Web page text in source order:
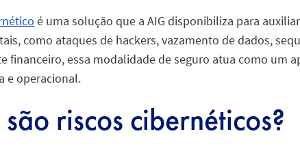
é uma solução que a AIG disponibiliza para
como ataques de hackers, vazamento de dados,
financeiro, essa modalidade de seguro atua como um
e operacional.
riscos cibernéticos?